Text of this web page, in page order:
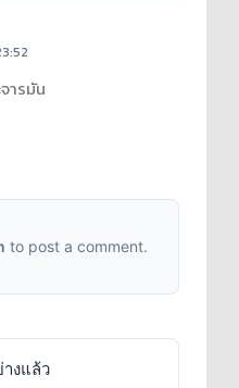
ารมัน
to post a comment.
งแล้ว